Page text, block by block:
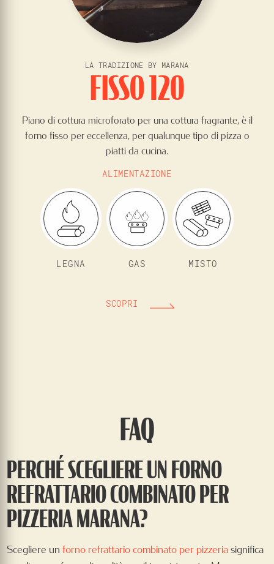
LA TRADIZIONE BY MARANA
FISSO 120
Piano di cottura microforato per una cottura fragrante, è il
forno fisso per eccellenza, per qualunque tipo di pizza o
piatti da cucina.
ALIMENTAZIONE
LEGNA GAS MISTO
SCOPRI
FAQ
PERCHÉ SCEGLIERE UN FORNO
REFRATTARIO COMBINATO PER
PIZZERIA MARANA?
Scegliere un forno refrattario combinato per pizzeriasignifica